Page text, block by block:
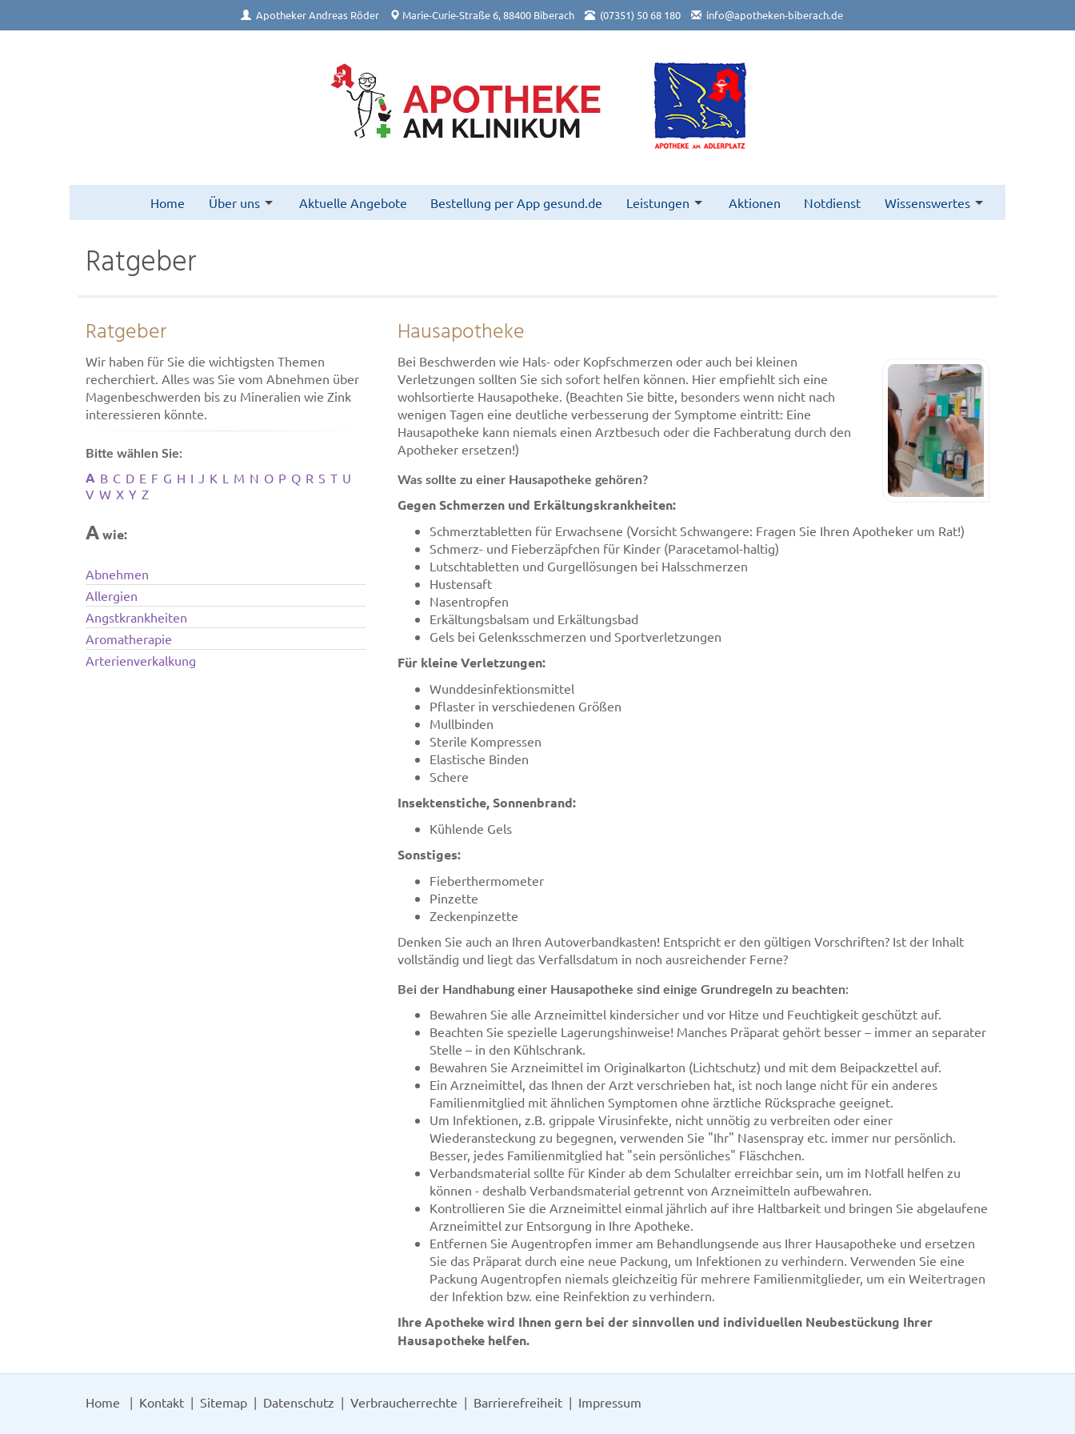
Apotheker Andreas Röder Marie-Curie-Straße 6, 88400 Biberach (07351) 50 68 180 info@apotheken-biberach.de
Home Über uns Aktuelle Angebote Bestellung per App gesund.de Leistungen Aktionen Notdienst Wissenswertes
Ratgeber
Ratgeber
Wir haben für Sie die wichtigsten Themen
recherchiert. Alles was Sie vom Abnehmen über
Magenbeschwerden bis zu Mineralien wie Zink
interessieren könnte.
Bitte wählen Sie:
A B C D E F G H I J K L M N O P Q R S T U
V W X Y Z
Awie:
Abnehmen
Allergien
Angstkrankheiten
Aromatherapie
Arterienverkalkung
Hausapotheke
Bei Beschwerden wie Hals- oder Kopfschmerzen oder auch bei kleinen
Verletzungen sollten Sie sich sofort helfen können. Hier empfiehlt sich eine
wohlsortierte Hausapotheke. (Beachten Sie bitte, besonders wenn nicht nach
wenigen Tagen eine deutliche verbesserung der Symptome eintritt: Eine
Hausapotheke kann niemals einen Arztbesuch oder die Fachberatung durch den
Apotheker ersetzen!)
Was sollte zu einer Hausapotheke gehören?
Gegen Schmerzen und Erkältungskrankheiten:
Schmerztabletten für Erwachsene (Vorsicht Schwangere: Fragen Sie Ihren Apotheker um Rat!)
Schmerz- und Fieberzäpfchen für Kinder (Paracetamol-haltig)
Lutschtabletten und Gurgellösungen bei Halsschmerzen
Hustensaft
Nasentropfen
Erkältungsbalsam und Erkältungsbad
Gels bei Gelenksschmerzen und Sportverletzungen
Für kleine Verletzungen:
Wunddesinfektionsmittel
Pflaster in verschiedenen Größen
Mullbinden
Sterile Kompressen
Elastische Binden
Schere
Insektenstiche, Sonnenbrand:
Kühlende Gels
Sonstiges:
Fieberthermometer
Pinzette
Zeckenpinzette
Denken Sie auch an Ihren Autoverbandkasten! Entspricht er den gültigen Vorschriften? Ist der Inhalt
vollständig und liegt das Verfallsdatum in noch ausreichender Ferne?
Bei der Handhabung einer Hausapotheke sind einige Grundregeln zu beachten:
Bewahren Sie alle Arzneimittel kindersicher und vor Hitze und Feuchtigkeit geschützt auf.
Beachten Sie spezielle Lagerungshinweise! Manches Präparat gehört besser – immer an separater
Stelle – in den Kühlschrank.
Bewahren Sie Arzneimittel im Originalkarton (Lichtschutz) und mit dem Beipackzettel auf.
Ein Arzneimittel, das Ihnen der Arzt verschrieben hat, ist noch lange nicht für ein anderes
Familienmitglied mit ähnlichen Symptomen ohne ärztliche Rücksprache geeignet.
Um Infektionen, z.B. grippale Virusinfekte, nicht unnötig zu verbreiten oder einer
Wiederansteckung zu begegnen, verwenden Sie "Ihr" Nasenspray etc. immer nur persönlich.
Besser, jedes Familienmitglied hat "sein persönliches" Fläschchen.
Verbandsmaterial sollte für Kinder ab dem Schulalter erreichbar sein, um im Notfall helfen zu
können - deshalb Verbandsmaterial getrennt von Arzneimitteln aufbewahren.
Kontrollieren Sie die Arzneimittel einmal jährlich auf ihre Haltbarkeit und bringen Sie abgelaufene
Arzneimittel zur Entsorgung in Ihre Apotheke.
Entfernen Sie Augentropfen immer am Behandlungsende aus Ihrer Hausapotheke und ersetzen
Sie das Präparat durch eine neue Packung, um Infektionen zu verhindern. Verwenden Sie eine
Packung Augentropfen niemals gleichzeitig für mehrere Familienmitglieder, um ein Weitertragen
der Infektion bzw. eine Reinfektion zu verhindern.
Ihre Apotheke wird Ihnen gern bei der sinnvollen und individuellen Neubestückung Ihrer
Hausapotheke helfen.
Home Kontakt Sitemap Datenschutz Verbraucherrechte Barrierefreiheit Impressum